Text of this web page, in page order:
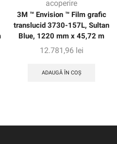
acoperire
3M ™ Envision ™ Film grafic
translucid 3730-157L, Sultan
Blue, 1220 mm x 45,72 m
12.781,96 lei
ADAUGĂ ÎN COȘ